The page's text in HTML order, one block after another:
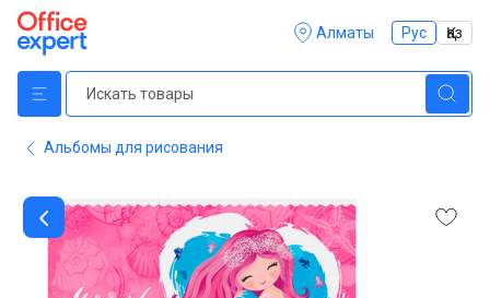
Алматы Рус Қаз
Альбомы для рисования